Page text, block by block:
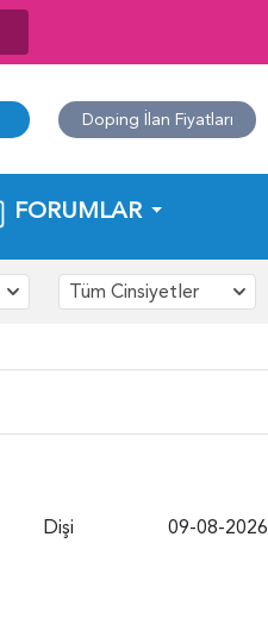
Doping İlan Fiyatları
FORUMLAR
Tüm Cinsiyetler
Dişi 09-08-2026